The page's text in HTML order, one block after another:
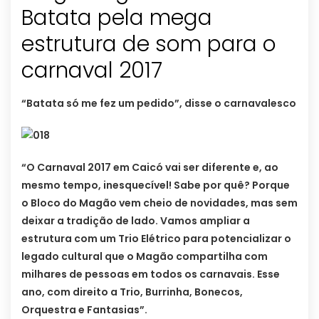
Batata pela mega
estrutura de som para o
carnaval 2017
“Batata só me fez um pedido”, disse o carnavalesco
“O Carnaval 2017 em Caicó vai ser diferente e, ao
mesmo tempo, inesquecível! Sabe por quê? Porque
o Bloco do Magão vem cheio de novidades, mas sem
deixar a tradição de lado. Vamos ampliar a
estrutura com um Trio Elétrico para potencializar o
legado cultural que o Magão compartilha com
milhares de pessoas em todos os carnavais. Esse
ano, com direito a Trio, Burrinha, Bonecos,
Orquestra e Fantasias”.